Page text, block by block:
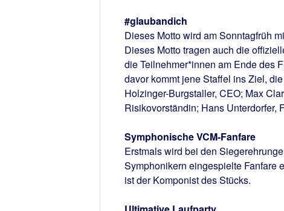
#glaubandich
Dieses Motto wird am Sonntagfrüh
Dieses Motto tragen auch die
die Teilnehmer*innen am Ende des
davor kommt jene Staffel ins Ziel,
Holzinger-Burgstaller, CEO; Max
Risikovorständin; Hans Unterdorfer,
Symphonische VCM-Fanfare
Erstmals wird bei den
Symphonikern eingespielte Fanfare
ist der Komponist des Stücks.